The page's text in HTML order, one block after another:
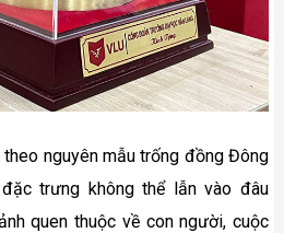
nguyên mẫu trống đồng Đông
trưng không thể lẫn vào đâu
quen thuộc về con người, cuộc